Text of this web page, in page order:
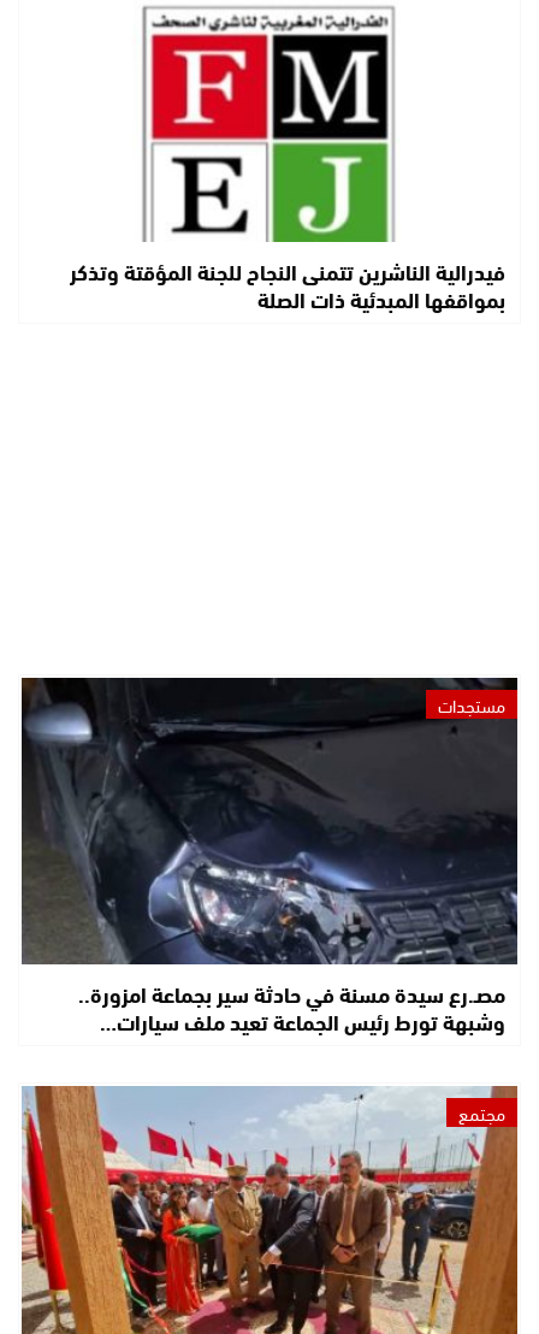
فيدرالية الناشرين تتمنى النجاح للجنة المؤقتة وتذكر
بمواقفها المبدئية ذات الصلة
مستجدات
مصـ.رع سيدة مسنة في حادثة سير بجماعة امزورة..
وشبهة تورط رئيس الجماعة تعيد ملف سيارات…
مجتمع